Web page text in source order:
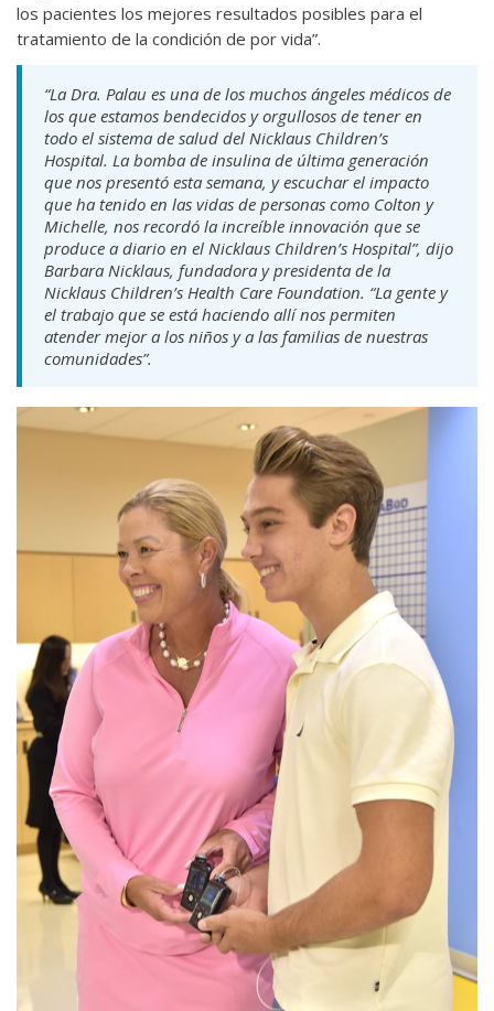
los pacientes los mejores resultados posibles para el
tratamiento de la condición de por vida”.
“La Dra. Palau es una de los muchos ángeles médicos de
los que estamos bendecidos y orgullosos de tener en
todo el sistema de salud del Nicklaus Children’s
Hospital. La bomba de insulina de última generación
que nos presentó esta semana, y escuchar el impacto
que ha tenido en las vidas de personas como Colton y
Michelle, nos recordó la increíble innovación que se
produce a diario en el Nicklaus Children’s Hospital”, dijo
Barbara Nicklaus, fundadora y presidenta de la
Nicklaus Children’s Health Care Foundation. “La gente y
el trabajo que se está haciendo allí nos permiten
atender mejor a los niños y a las familias de nuestras
comunidades”.